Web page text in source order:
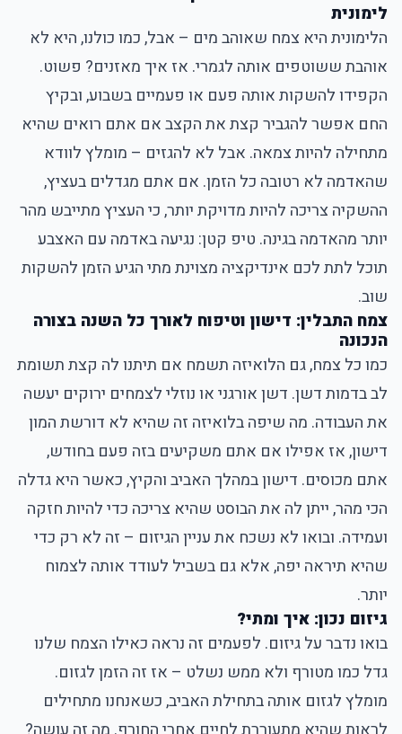
לימונית
הלימונית היא צמח שאוהב מים – אבל, כמו כולנו, היא לא
אוהבת ששוטפים אותה לגמרי. אז איך מאזנים? פשוט.
הקפידו להשקות אותה פעם או פעמיים בשבוע, ובקיץ
החם אפשר להגביר קצת את הקצב אם אתם רואים שהיא
מתחילה להיות צמאה. אבל לא להגזים – מומלץ לוודא
שהאדמה לא רטובה כל הזמן. אם אתם מגדלים בעציץ,
ההשקיה צריכה להיות מדויקת יותר, כי העציץ מתייבש מהר
יותר מהאדמה בגינה. טיפ קטן: נגיעה באדמה עם האצבע
תוכל לתת לכם אינדיקציה מצוינת מתי הגיע הזמן להשקות
שוב.
צמח התבלין: דישון וטיפוח לאורך כל השנה בצורה
הנכונה
כמו כל צמח, גם הלואיזה תשמח אם תיתנו לה קצת תשומת
לב בדמות דשן. דשן אורגני או נוזלי לצמחים ירוקים יעשה
את העבודה. מה שיפה בלואיזה זה שהיא לא דורשת המון
דישון, אז אפילו אם אתם משקיעים בזה פעם בחודש,
אתם מכוסים. דישון במהלך האביב והקיץ, כאשר היא גדלה
הכי מהר, ייתן לה את הבוסט שהיא צריכה כדי להיות חזקה
ועמידה. ובואו לא נשכח את עניין הגיזום – זה לא רק כדי
שהיא תיראה יפה, אלא גם בשביל לעודד אותה לצמוח
יותר.
גיזום נכון: איך ומתי?
בואו נדבר על גיזום. לפעמים זה נראה כאילו הצמח שלנו
גדל כמו מטורף ולא ממש נשלט – אז זה הזמן לגזום.
מומלץ לגזום אותה בתחילת האביב, כשאנחנו מתחילים